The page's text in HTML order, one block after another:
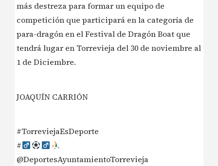
más destreza para formar un equipo de
competición que participará en la categoría de
para-dragón en el Festival de Dragón Boat que
tendrá lugar en Torrevieja del 30 de noviembre al
1 de Diciembre.
JOAQUÍN CARRIÓN
#TorreviejaEsDeporte
#‍
@DeportesAyuntamientoTorrevieja